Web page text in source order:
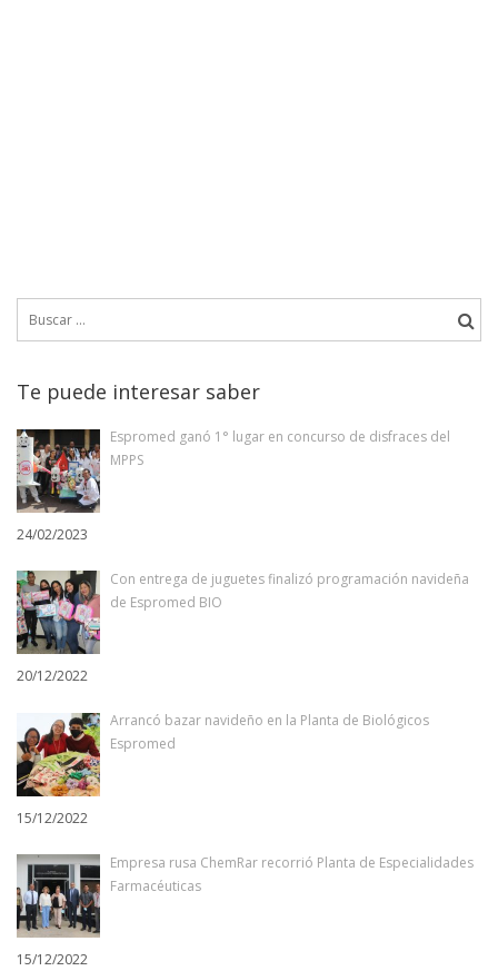
Te puede interesar saber
Espromed ganó 1° lugar en concurso de disfraces del
MPPS
24/02/2023
Con entrega de juguetes finalizó programación navideña
de Espromed BIO
20/12/2022
Arrancó bazar navideño en la Planta de Biológicos
Espromed
15/12/2022
Empresa rusa ChemRar recorrió Planta de Especialidades
Farmacéuticas
15/12/2022